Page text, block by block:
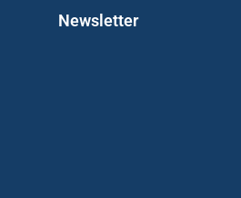
Newsletter